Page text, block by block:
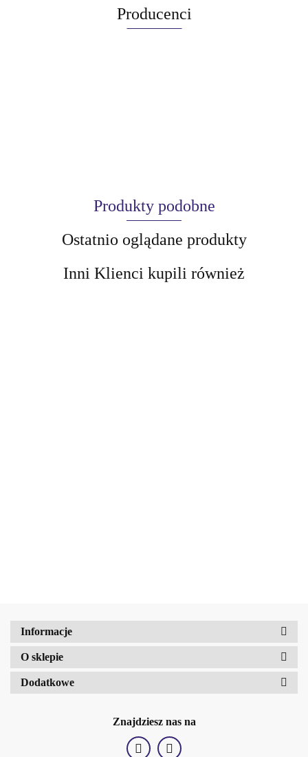
Producenci
Produkty podobne
Ostatnio oglądane produkty
Inni Klienci kupili również
Informacje
O sklepie
Dodatkowe
Znajdziesz nas na